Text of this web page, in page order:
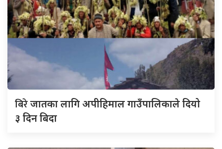
बिरेजातका लागि अपीहिमाल गाउँपालिकाले दियो
३ दिन बिदा